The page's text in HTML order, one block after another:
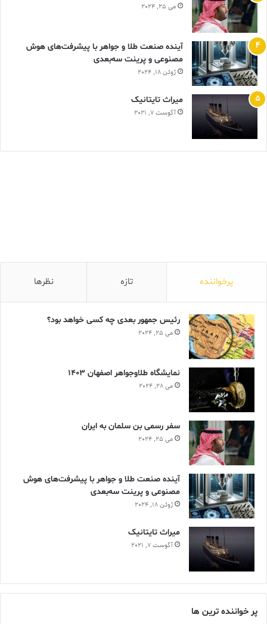
می 25, 2024
آینده صنعت طلا و جواهر با پیشرفت‌های هوش
مصنوعی و پرینت سه‌بعدی
ژوئن 18, 2024
ميراث تايتانيک
آگوست 7, 2021
پرخواننده تازه نظرها
رئیس جمهور بعدی چه کسی خواهد بود؟
می 25, 2024
نمایشگاه طلاوجواهر اصفهان 1403
می 28, 2024
سفر رسمی بن سلمان به ایران
می 25, 2024
آینده صنعت طلا و جواهر با پیشرفت‌های هوش
مصنوعی و پرینت سه‌بعدی
ژوئن 18, 2024
ميراث تايتانيک
آگوست 7, 2021
پر خواننده ترین ها